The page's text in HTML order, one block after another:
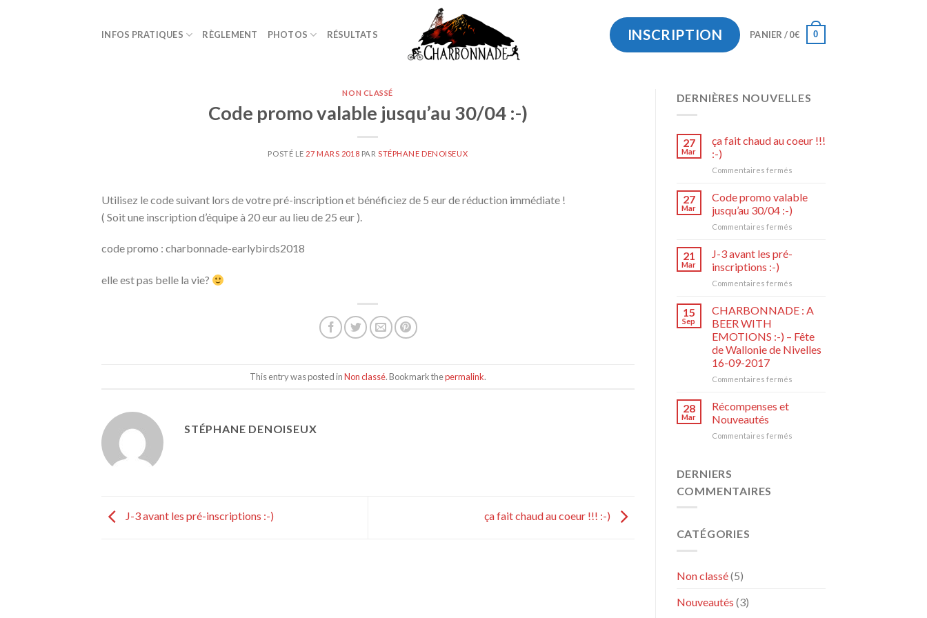
INFOS PRATIQUES RÈGLEMENT PHOTOS RÉSULTATS INSCRIPTION PANIER /0€ 0
NON CLASSÉ
Code promo valable jusqu’au 30/04 :-)
POSTÉ LE 27 MARS 2018 PAR STÉPHANE DENOISEUX
Utilisez le code suivant lors de votre pré-inscription et bénéficiez de 5 eur de réduction immédiate !
( Soit une inscription d’équipe à 20 eur au lieu de 25 eur ).
code promo : charbonnade-earlybirds2018
elle est pas belle la vie?
This entry was posted inNon classé. Bookmark thepermalink.
STÉPHANE DENOISEUX
J-3 avant les pré-inscriptions :-) ça fait chaud au coeur !!! :-)
DERNIÈRES NOUVELLES
27
Mar
ça fait chaud au coeur !!!
:-)
Commentaires ferméssur
fait
chaud
au
coeur
27
Mar
Code promo valable
jusqu’au 30/04 :-)
Commentaires ferméssur
30/04
21
Mar
J-3 avant les pré-
inscriptions :-)
Commentaires ferméssur
3
avant
pré-
inscriptions
15
Sep
CHARBONNADE : A
BEER WITH
EMOTIONS :-) – Fête
de Wallonie de Nivelles
16-09-2017
Commentaires ferméssur
WITH
28
Mar
Récompenses et
Nouveautés
Commentaires ferméssur
DERNIERS
COMMENTAIRES
CATÉGORIES
Non classé(5)
Nouveautés (3)